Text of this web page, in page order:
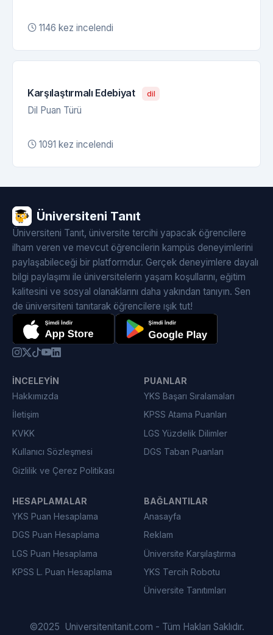
1146 kez incelendi
Karşılaştırmalı Edebiyat dil
Dil Puan Türü
1091 kez incelendi
Üniversiteni Tanıt
Üniversiteni Tanıt, üniversite tercihi yapacak öğrencilere
ilham veren ve mevcut öğrencilerin kampüs deneyimlerini
paylaşabileceği bir platformdur. Gerçek deneyimlere dayalı
bilgi paylaşımı ile üniversitelerin yaşam koşullarını, eğitim
kalitesini ve sosyal olanaklarını daha yakından tanıyın. Sen
de üniversiteni tanıtarak öğrencilere ışık tut!
İNCELEYIN
Hakkımızda
İletişim
KVKK
Kullanıcı Sözleşmesi
Gizlilik ve Çerez Politikası
PUANLAR
YKS Başarı Sıralamaları
KPSS Atama Puanları
LGS Yüzdelik Dilimler
DGS Taban Puanları
HESAPLAMALAR
YKS Puan Hesaplama
DGS Puan Hesaplama
LGS Puan Hesaplama
KPSS L. Puan Hesaplama
BAĞLANTILAR
Anasayfa
Reklam
Üniversite Karşılaştırma
YKS Tercih Robotu
Üniversite Tanıtımları
©2025 Universitenitanit.com - Tüm Hakları Saklıdır.